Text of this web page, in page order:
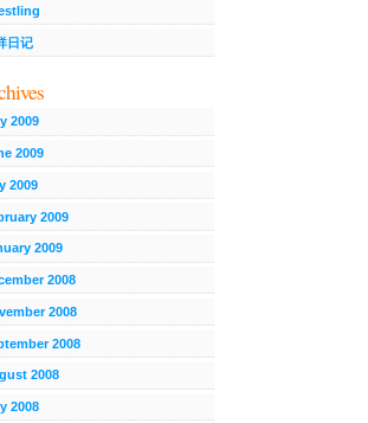
日记
2009
2009
2009
2009
2009
2008
2008
2008
2008
2008